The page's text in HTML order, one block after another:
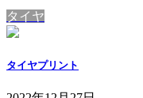
タイヤ
タイヤプリント